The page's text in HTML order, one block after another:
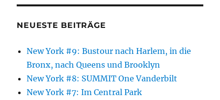
NEUESTE BEITRÄGE
New York #9: Bustour nach Harlem, in die
Bronx, nach Queens und Brooklyn
New York #8: SUMMIT One Vanderbilt
New York #7: Im Central Park